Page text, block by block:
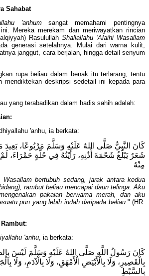
Sahabat
'anhumsangat memahami pentingnya
Mereka merekam dan meriwayatkan rincian
RasulullahShallallahu 'Alaihi Wasallam
generasi setelahnya. Mulai dari warna kulit,
janggut, cara berjalan, hingga detail senyum
rupa beliau dalam benak itu terlarang, tentu
mendiktekan deskripsi sedetail ini kepada para
yang terabadikan dalam hadis sahih adalah:
'anhu, ia berkata:
كَانَ النَّبِيُّ صَلَّى اللهُ عَلَيْهِ وَسَلَّمَ مَرْبُوعًا، بَعِيدَ
شَعَرٌ يَبْلُغُ شَحْمَةَ أُذُنِهِ، رَأَيْتُهُ فِي حُلَّةٍ حَمْرَاءَ،
مِنْهُ
bertubuh sedang, jarak antara kedua
rambut beliau mencapai daun telinga. Aku
pakaian berwarna merah, dan aku
pun yang lebih indah daripada beliau. " (HR.
'anhu , ia berkata:
كَانَ رَسُولُ اللَّهِ صَلَّى اللهُ عَلَيْهِ وَسَلَّمَ لَيْسَ
بِالْقَصِيرِ، وَلَا بِالْأَبْيَضِ الْأَمْهَقِ، وَلَا بِالْآدَمِ، وَلَا
بِالسَّبْطِ